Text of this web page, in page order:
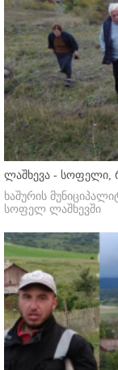
ლაშხევა - სოფელი,
ხაშურის
სოფელ ლაშხევში